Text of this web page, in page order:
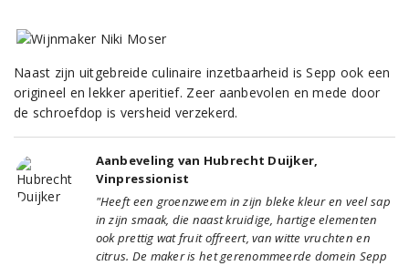
Naast zijn uitgebreide culinaire inzetbaarheid is Sepp ook een
origineel en lekker aperitief. Zeer aanbevolen en mede door
de schroefdop is versheid verzekerd.
Aanbeveling van Hubrecht Duijker,
Vinpressionist
"Heeft een groenzweem in zijn bleke kleur en veel sap
in zijn smaak, die naast kruidige, hartige elementen
ook prettig wat fruit offreert, van witte vruchten en
citrus. De maker is het gerenommeerde domein Sepp